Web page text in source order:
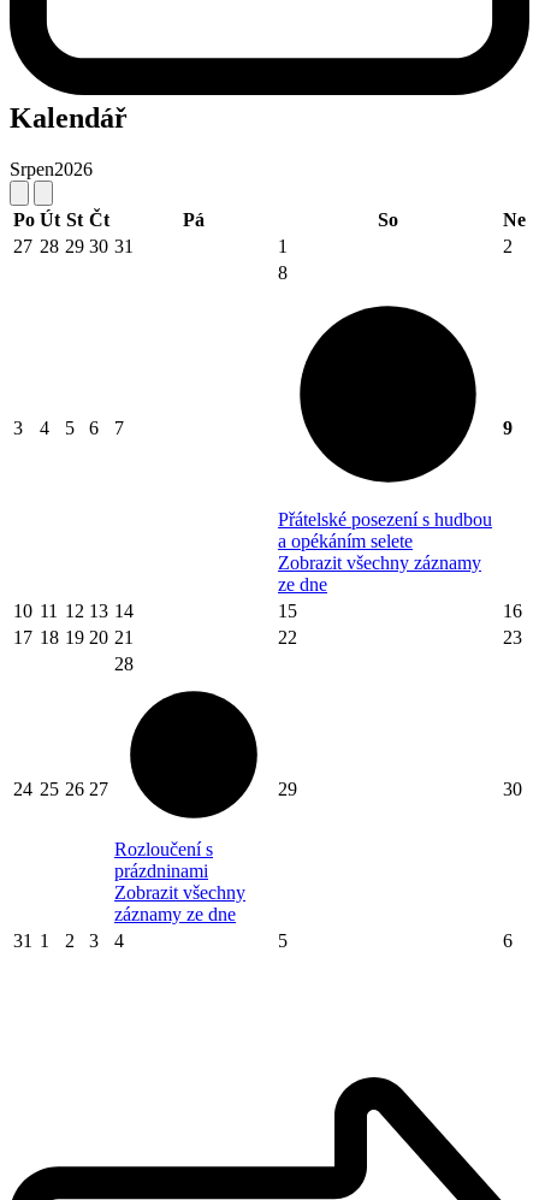
Kalendář
Srpen2026
Po Út St Čt Pá So
Ne
27 28 29 30 31 1 2
3 4 5 6 7
8
Přátelské posezení s hudbou
a opékáním selete
Zobrazit všechny záznamy
ze dne
9
10 11 12 13 14 15
16
17 18 19 20 21 22 23
24 25 26 27
28
Rozloučení s
prázdninami
Zobrazit všechny
záznamy ze dne
29 30
31 1 2 3 4 5 6